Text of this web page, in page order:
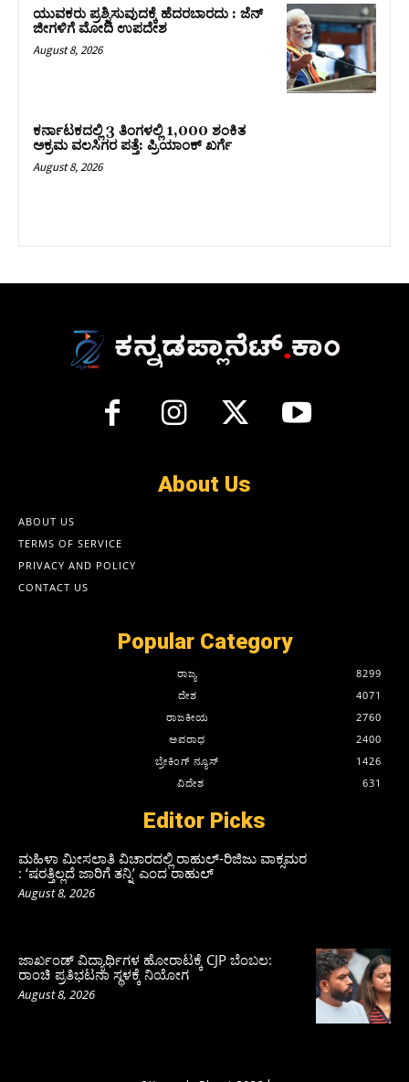
ಯುವಕರು ಪ್ರಶ್ನಿಸುವುದಕ್ಕೆ ಹೆದರಬಾರದು : ಜೆನ್‌
ಜೀಗಳಿಗೆ ಮೋದಿ ಉಪದೇಶ
August 8, 2026
ಕರ್ನಾಟಕದಲ್ಲಿ 3 ತಿಂಗಳಲ್ಲಿ 1,000 ಶಂಕಿತ
ಅಕ್ರಮ ವಲಸಿಗರ ಪತ್ತೆ: ಪ್ರಿಯಾಂಕ್‌ ಖರ್ಗೆ
August 8, 2026
About Us
ABOUT US
TERMS OF SERVICE
PRIVACY AND POLICY
CONTACT US
Popular Category
ರಾಜ್ಯ
8299
ದೇಶ
4071
ರಾಜಕೀಯ
2760
ಅಪರಾಧ
2400
ಬ್ರೇಕಿಂಗ್ ನ್ಯೂಸ್
1426
ವಿದೇಶ
631
Editor Picks
ಮಹಿಳಾ ಮೀಸಲಾತಿ ವಿಚಾರದಲ್ಲಿ ರಾಹುಲ್‌-ರಿಜಿಜು ವಾಕ್ಸಮರ
: ‘ಷರತ್ತಿಲ್ಲದೆ ಜಾರಿಗೆ ತನ್ನಿ’ ಎಂದ ರಾಹುಲ್‌
August 8, 2026
ಜಾರ್ಖಂಡ್‌ ವಿದ್ಯಾರ್ಥಿಗಳ ಹೋರಾಟಕ್ಕೆ CJP ಬೆಂಬಲ:
ರಾಂಚಿ ಪ್ರತಿಭಟನಾ ಸ್ಥಳಕ್ಕೆ ನಿಯೋಗ
August 8, 2026